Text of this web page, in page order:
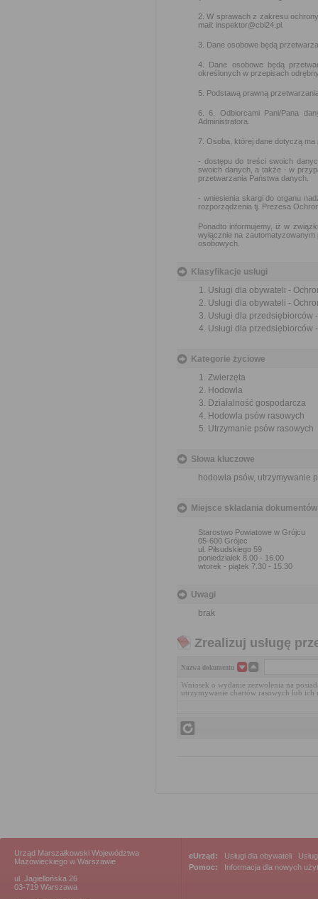
2. W sprawach z zakresu
mail: inspektor@cbi24.pl.
3. Dane osobowe będą
4. Dane osobowe będą
określonych w przepisach
5. Podstawą prawną
6. 6. Odbiorcami Pani/Pana
Administratora.
7. Osoba, której dane dotyczą ma
- dostępu do treści swoich
swoich danych, a także - w
przetwarzania Państwa danych.
- wniesienia skargi do organu
rozporządzenia tj. Prezesa
Ponadto informujemy, iż w
wyłącznie na
osobowych.
Klasyfikacje usługi
Usługi dla obywateli -
Usługi dla obywateli -
Usługi dla przedsiębiorców
Usługi dla przedsiębiorców
Kategorie życiowe
Zwierzęta
Hodowla
Działalność gospodarcza
Hodowla psów rasowych
Utrzymanie psów rasowych
Słowa kluczowe
hodowla psów, utrzymywanie
Miejsce składania dokumentów
Starostwo Powiatowe w Grójcu
05-600 Grójec
ul. Piłsudskiego 59
poniedziałek 8.00 - 16.00
wtorek - piątek 7.30 - 15.30
Uwagi
brak
Zrealizuj usługę
Nazwa dokumentu
Wniosek o wydanie zezwolenia na
utrzymywanie chartów rasowych lub ich
Urząd Marszałkowski Województwa
Mazowieckiego w Warszawie
ul. Jagiellońska 26
03-719 Warszawa
eUrząd: Usługi dla obywateli
Pomoc:
Informacja dla nowych